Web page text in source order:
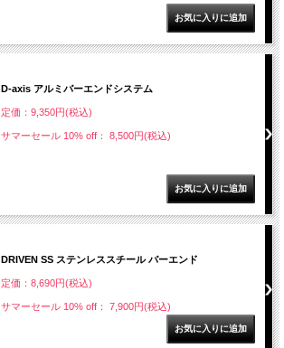
D-axis アルミバーエンドシステム
定価：9,350円(税込)
サマーセール 10% off： 8,500円(税込)
DRIVEN SS ステンレススチール バーエンド
定価：8,690円(税込)
サマーセール 10% off： 7,900円(税込)